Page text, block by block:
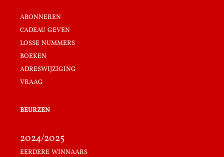
abonneren
cadeau geven
losse nummers
boeken
adreswijziging
vraag
beurzen
2024/2025
eerdere winnaars